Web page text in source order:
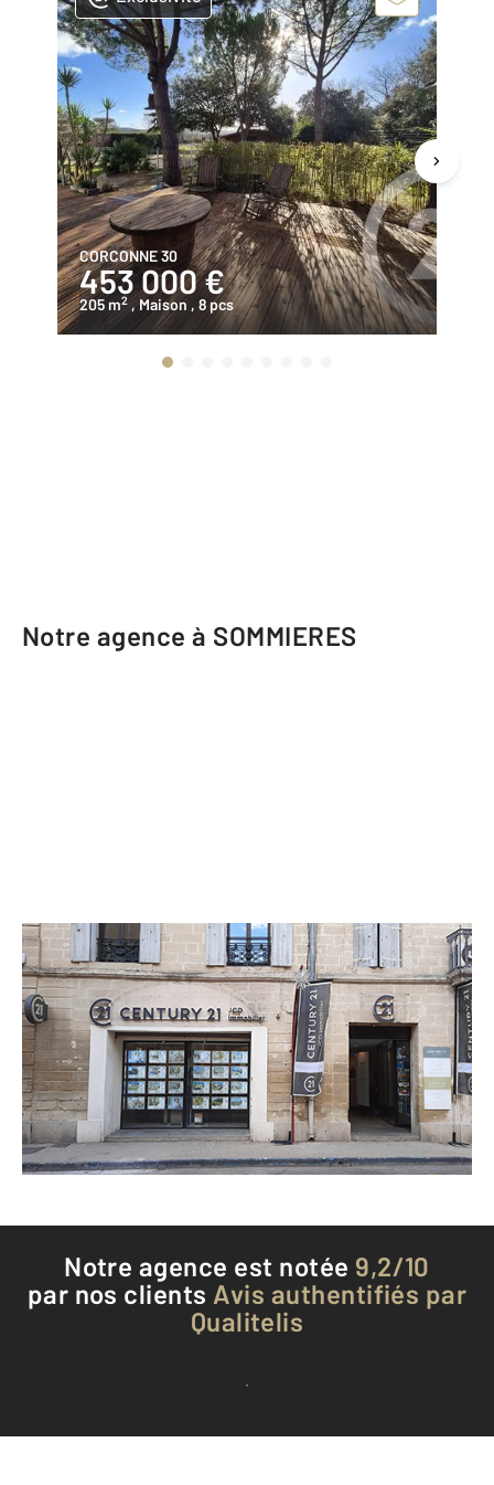
CORCONNE 30
453 000 €
205 m2 , Maison , 8 pcs
Notre agence à SOMMIERES
CENTURY 21 JCD Immobilier
31 rue du Général Bruyère
SOMMIERES - 30250
Envoyer un message
Téléphoner à l'agence
Notre agence est notée 9,2/10
par nos clients Avis authentifiés par
Qualitelis
Voir tous les avis clients